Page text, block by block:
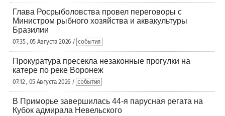
Глава Росрыболовства провел переговоры с
Министром рыбного хозяйства и аквакультуры
Бразилии
07:35 , 05 Августа 2026 / события
Прокуратура пресекла незаконные прогулки на
катере по реке Воронеж
07:12 , 05 Августа 2026 / события
В Приморье завершилась 44-я парусная регата на
Кубок адмирала Невельского